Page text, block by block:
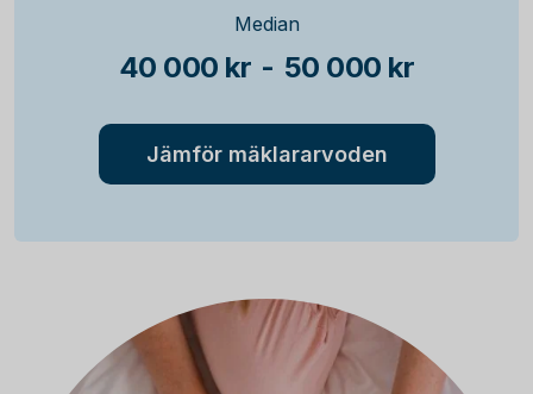
Median
40 000 kr - 50 000 kr
Jämför mäklararvoden